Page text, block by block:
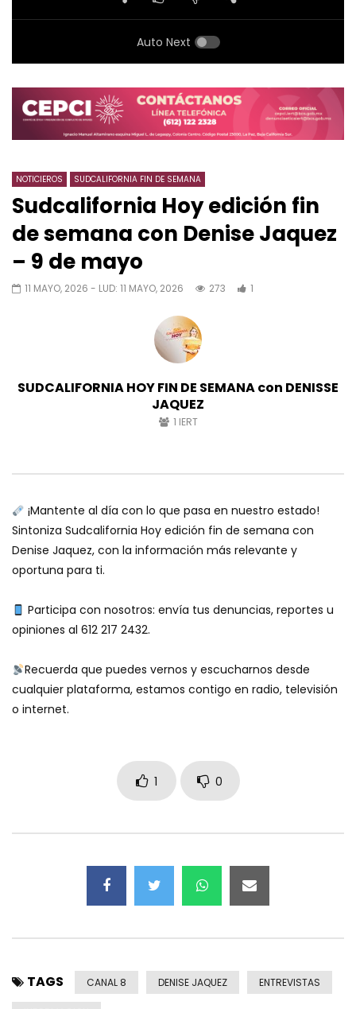
Auto Next
NOTICIEROS SUDCALIFORNIA FIN DE SEMANA
Sudcalifornia Hoy edición fin
de semana con Denise Jaquez
– 9 de mayo
11 MAYO, 2026 - LUD: 11 MAYO, 2026 273 1
SUDCALIFORNIA HOY FIN DE SEMANA con DENISSE
JAQUEZ
1 IERT
¡Mantente al día con lo que pasa en nuestro estado!
Sintoniza Sudcalifornia Hoy edición fin de semana con
Denise Jaquez, con la información más relevante y
oportuna para ti.
Participa con nosotros: envía tus denuncias, reportes u
opiniones al 612 217 2432.
Recuerda que puedes vernos y escucharnos desde
cualquier plataforma, estamos contigo en radio, televisión
o internet.
1 0
TAGS CANAL 8 DENISE JAQUEZ ENTREVISTAS